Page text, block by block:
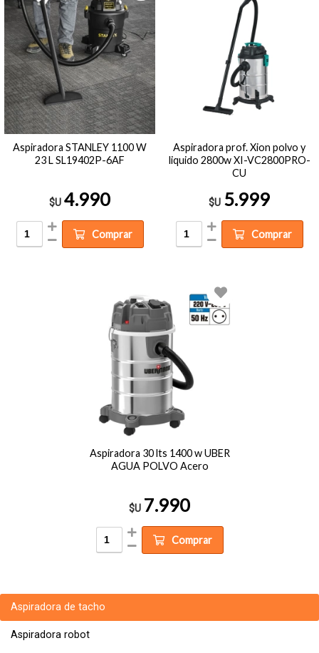
Aspiradora de tacho
Aspiradora robot
Aspiradora STANLEY 1100 W
23 L SL19402P-6AF
$U 4.990
Comprar
Aspiradora prof. Xion polvo y
liquido 2800w XI-VC2800PRO-
CU
$U 5.999
Comprar
Aspiradora 30 lts 1400 w UBER
AGUA POLVO Acero
$U 7.990
Comprar